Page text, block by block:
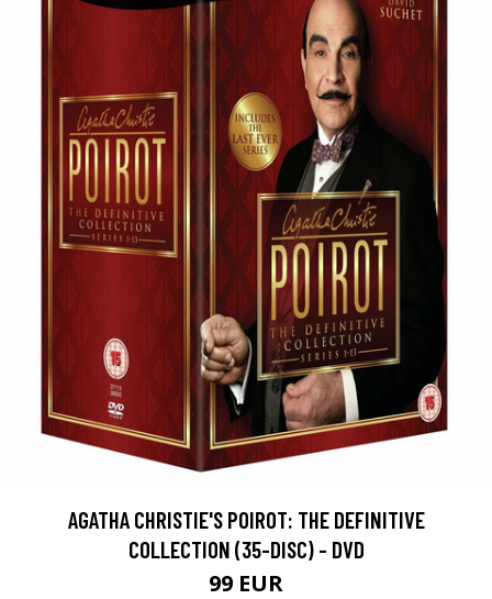
AGATHA CHRISTIE'S POIROT: THE DEFINITIVE
COLLECTION (35-DISC) - DVD
99 EUR